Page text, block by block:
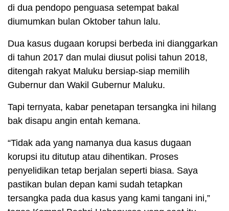
di dua pendopo penguasa setempat bakal
diumumkan bulan Oktober tahun lalu.
Dua kasus dugaan korupsi berbeda ini dianggarkan
di tahun 2017 dan mulai diusut polisi tahun 2018,
ditengah rakyat Maluku bersiap-siap memilih
Gubernur dan Wakil Gubernur Maluku.
Tapi ternyata, kabar penetapan tersangka ini hilang
bak disapu angin entah kemana.
“Tidak ada yang namanya dua kasus dugaan
korupsi itu ditutup atau dihentikan. Proses
penyelidikan tetap berjalan seperti biasa. Saya
pastikan bulan depan kami sudah tetapkan
tersangka pada dua kasus yang kami tangani ini,”